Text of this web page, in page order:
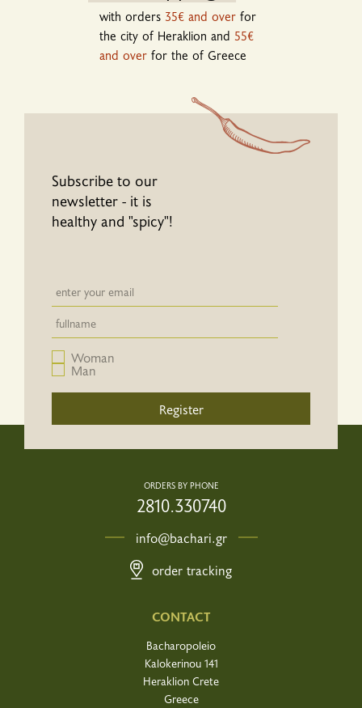
with orders 35€ and over for
the city of Heraklion and 55€
and over for the of Greece
Subscribe to our
newsletter - it is
healthy and "spicy"!
Newsletter email input field
Newsletter email input field
Woman
Man
Register
CONTACT
Bacharopoleio
Kalokerinou 141
Heraklion Crete
Greece
ORDERS BY PHONE
2810.330740
info@bachari.gr
order tracking